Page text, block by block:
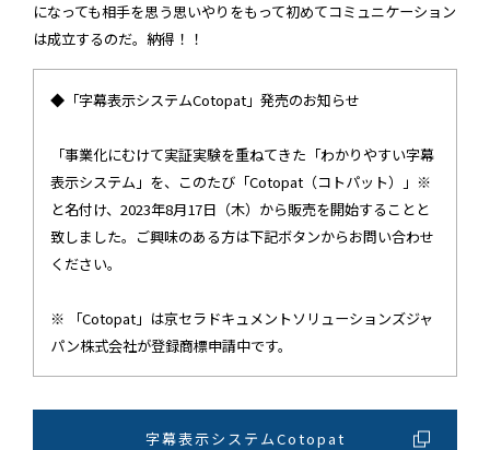
になっても相手を思う思いやりをもって初めてコミュニケーション
は成立するのだ。納得！！
◆「字幕表示システムCotopat」発売のお知らせ
「事業化にむけて実証実験を重ねてきた「わかりやすい字幕
表示システム」を、このたび「Cotopat（コトパット）」※
と名付け、2023年8月17日（木）から販売を開始することと
致しました。ご興味のある方は下記ボタンからお問い合わせ
ください。
※ 「Cotopat」は京セラドキュメントソリューションズジャ
パン株式会社が登録商標申請中です。
字幕表示システムCotopat